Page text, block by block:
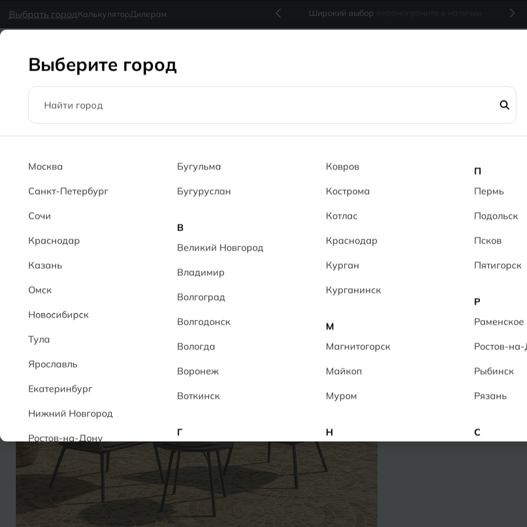
Выбрать городКалькуляторДилерам
наличии MG Ceramic- делаем красиво надолго Широкий выбор
Каталог
Главная Коллекции
Серия
line MR /
от 1 440 RUB
Напольный
Информация о наличии в
Возврат в течение
Выберите город
Москва
Санкт-Петербург
Сочи
Краснодар
Казань
Омск
Новосибирск
Тула
Ярославль
Екатеринбург
Нижний Новгород
Ростов-на-Дону
А
Алушта
Бугульма
Бугуруслан
В
Великий Новгород
Владимир
Волгоград
Волгодонск
Вологда
Воронеж
Воткинск
Г
Геленджик
Д
Ковров
Кострома
Котлас
Краснодар
Курган
Курганинск
М
Магнитогорск
Майкоп
Муром
Н
П
Пермь
Подольск
Псков
Пятигорск
Р
Раменское
Ростов-
Рыбинск
Рязань
С